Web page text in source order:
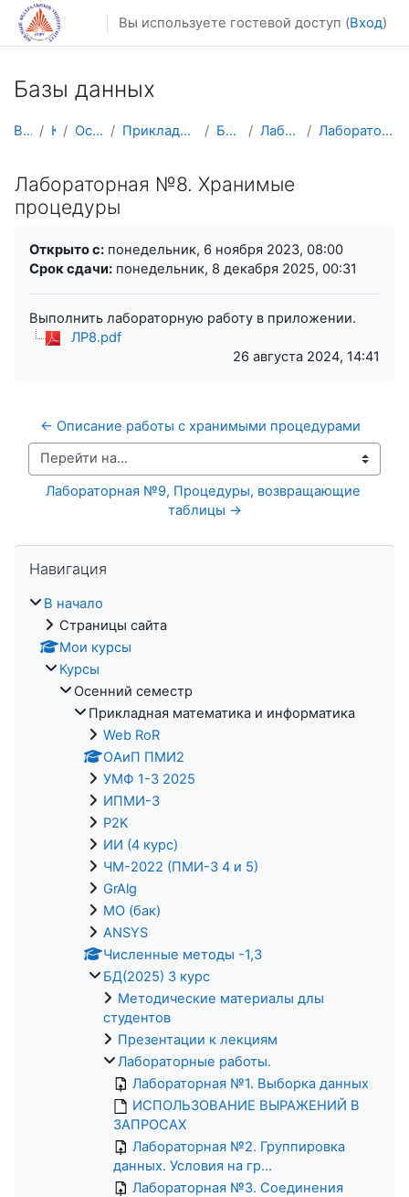
Перейти к основному содержанию
Вы используете гостевой доступ (Вход)
Базы данных
В начало Курсы Осенний семестр Прикладная математика и информатика БД(2025) 3 курс Лабораторные работы. Лабораторная №8. Хранимые процедуры
Лабораторная №8. Хранимые
процедуры
Открыто с: понедельник, 6 ноября 2023, 08:00
Срок сдачи: понедельник, 8 декабря 2025, 00:31
Выполнить лабораторную работу в приложении.
ЛР8.pdf
26 августа 2024, 14:41
← Описание работы с хранимыми процедурами
Перейти на...
Лабораторная №9, Процедуры, возвращающие
таблицы →
Навигация
В начало
Страницы сайта
Мои курсы
Курсы
Осенний семестр
Прикладная математика и информатика
Web RoR
ОАиП ПМИ2
УМФ 1-3 2025
ИПМИ-3
P2K
ИИ (4 курс)
ЧМ-2022 (ПМИ-3 4 и 5)
GrAlg
МО (бак)
ANSYS
Численные методы -1,3
БД(2025) 3 курс
Методические материалы длы
студентов
Презентации к лекциям
Лабораторные работы.
Лабораторная №1. Выборка данных
ИСПОЛЬЗОВАНИЕ ВЫРАЖЕНИЙ В
ЗАПРОСАХ
Лабораторная №2. Группировка
данных. Условия на гр...
Лабораторная №3. Соединения